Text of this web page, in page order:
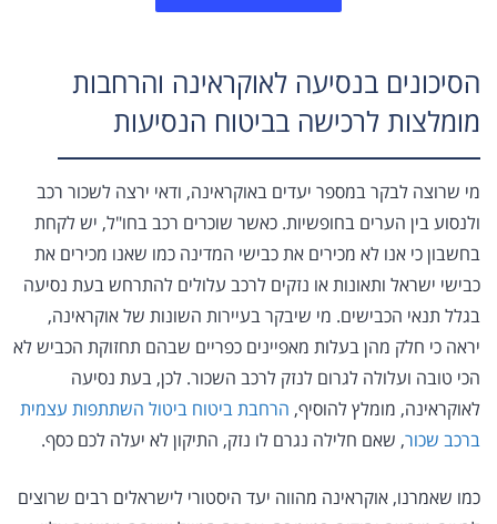
הסיכונים בנסיעה לאוקראינה והרחבות
מומלצות לרכישה בביטוח הנסיעות
מי שרוצה לבקר במספר יעדים באוקראינה, ודאי ירצה לשכור רכב
ולנסוע בין הערים בחופשיות. כאשר שוכרים רכב בחו"ל, יש לקחת
בחשבון כי אנו לא מכירים את כבישי המדינה כמו שאנו מכירים את
כבישי ישראל ותאונות או נזקים לרכב עלולים להתרחש בעת נסיעה
בגלל תנאי הכבישים. מי שיבקר בעיירות השונות של אוקראינה,
יראה כי חלק מהן בעלות מאפיינים כפריים שבהם תחזוקת הכביש לא
הכי טובה ועלולה לגרום לנזק לרכב השכור. לכן, בעת נסיעה
לאוקראינה, מומלץ להוסיף, הרחבת ביטוח ביטול השתתפות עצמית
ברכב שכור, שאם חלילה נגרם לו נזק, התיקון לא יעלה לכם כסף.
כמו שאמרנו, אוקראינה מהווה יעד היסטורי לישראלים רבים שרוצים